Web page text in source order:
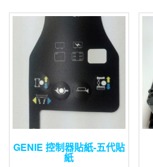
GENIE 控制器貼紙-五代貼
紙